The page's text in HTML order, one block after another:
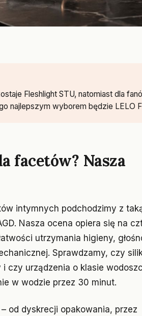
Fleshlight STU, natomiast dla
najlepszym wyborem będzie LELO
facetów? Nasza
intymnych podchodzimy z
Nasza ocena opiera się na
utrzymania higieny,
Sprawdzamy, czy
czy urządzenia o klasie
w wodzie przez 30 minut.
od dyskrecji opakowania, przez